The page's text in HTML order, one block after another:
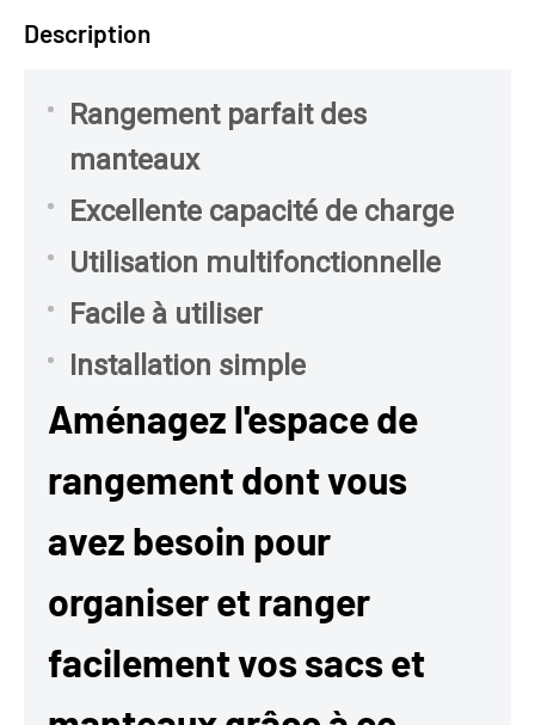
Description
Rangement parfait des
manteaux
Excellente capacité de charge
Utilisation multifonctionnelle
Facile à utiliser
Installation simple
Aménagez l'espace de
rangement dont vous
avez besoin pour
organiser et ranger
facilement vos sacs et